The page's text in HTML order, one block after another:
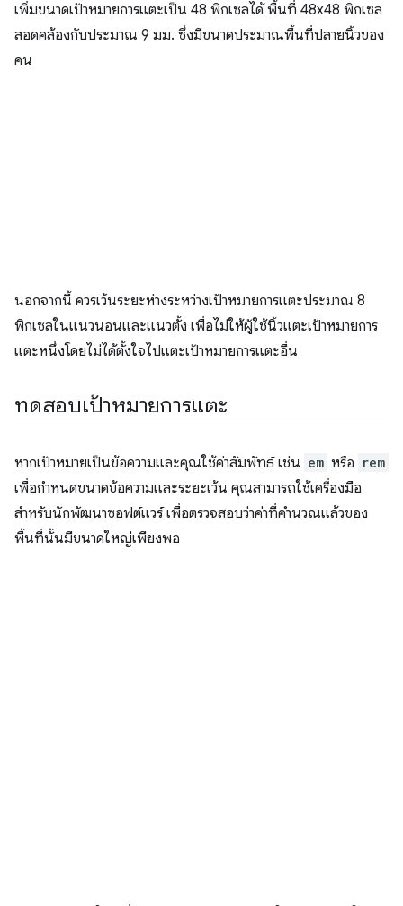
เพิ่มขนาดเป้าหมายการแตะเป็น 48 พิกเซลได้ พื้นที่ 48x48 พิกเซล
สอดคล้องกับประมาณ 9 มม. ซึ่งมีขนาดประมาณพื้นที่ปลายนิ้วของ
คน
นอกจากนี้ ควรเว้นระยะห่างระหว่างเป้าหมายการแตะประมาณ 8
พิกเซลในแนวนอนและแนวตั้ง เพื่อไม่ให้ผู้ใช้นิ้วแตะเป้าหมายการ
แตะหนึ่งโดยไม่ได้ตั้งใจไปแตะเป้าหมายการแตะอื่น
ทดสอบเป้าหมายการแตะ
หากเป้าหมายเป็นข้อความและคุณใช้ค่าสัมพัทธ์ เช่น em หรือ rem
เพื่อกำหนดขนาดข้อความและระยะเว้น คุณสามารถใช้เครื่องมือ
สำหรับนักพัฒนาซอฟต์แวร์ เพื่อตรวจสอบว่าค่าที่คำนวณแล้วของ
พื้นที่นั้นมีขนาดใหญ่เพียงพอ